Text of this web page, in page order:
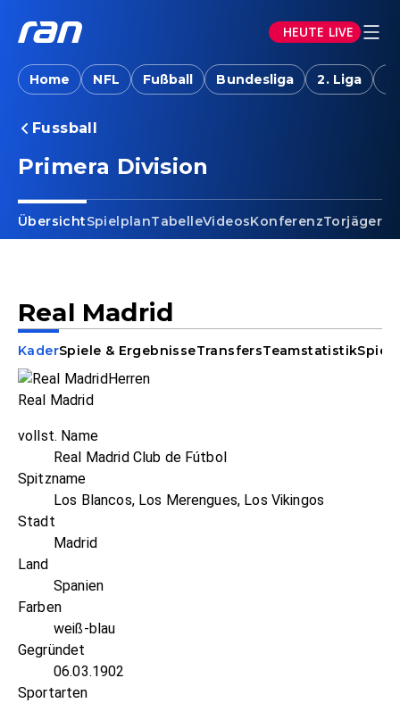
HEUTE LIVE
Home NFL Fußball Bundesliga 2. Liga
Fussball
Primera Division
ÜbersichtSpielplanTabelleVideosKonferenzTorjäger
Real Madrid
KaderSpiele & ErgebnisseTransfersTeamstatistik
Real Madrid
vollst. Name
Real Madrid Club de Fútbol
Spitzname
Los Blancos, Los Merengues, Los Vikingos
Stadt
Madrid
Land
Spanien
Farben
weiß-blau
Gegründet
06.03.1902
Sportarten